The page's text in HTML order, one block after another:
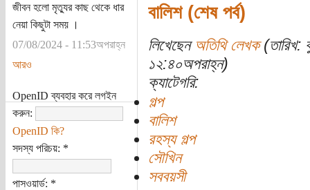
জীবন হলো মৃত্যুর কাছ থেকে ধার
নেয়া কিছুটা সময় ।
07/08/2024 - 11:53অপরাহ্ন
আরও
OpenID ব্যবহার করে লগইন
করুন:
OpenID কি?
সদস্য পরিচয়: *
পাসওয়ার্ড: *
বালিশ (শেষ পর্ব)
লিখেছেন অতিথি লেখক(তারিখ:
১২:৪০অপরাহ্ন)
ক্যাটেগরি:
গল্প
বালিশ
রহস্য গল্প
সৌখিন
সববয়সী